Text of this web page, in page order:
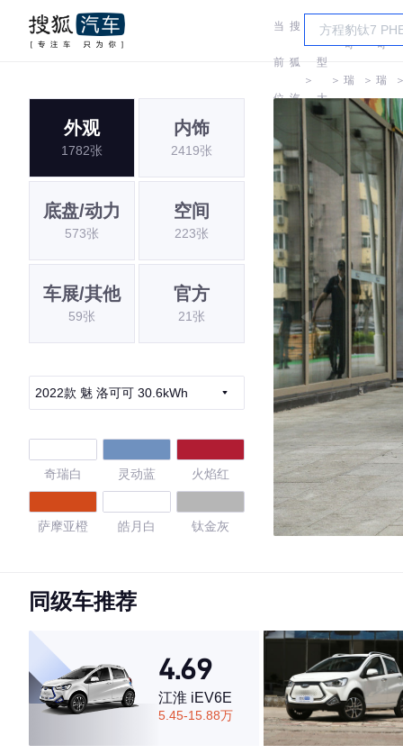
当
前
位
置:
搜
狐
汽
＞
车
型
大
＞
奇
瑞
QQ
＞
奇
瑞
QQ
外观
1782张
内饰
2419张
底盘/动力
573张
空间
223张
车展/其他
59张
官方
21张
2022款 魅 洛可可 30.6kWh
奇瑞白 灵动蓝 火焰红
萨摩亚橙 皓月白 钛金灰
白色/熔岩红
古德白 白色/轻盈青 黑色/古德白
同级车推荐
4.69
江淮 iEV6E
5.45-15.88万